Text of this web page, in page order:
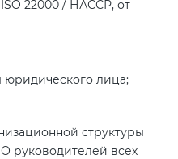
22000 / НАССР, от
юридического лица;
структуры
руководителей всех